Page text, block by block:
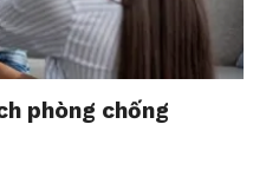
phòng chống